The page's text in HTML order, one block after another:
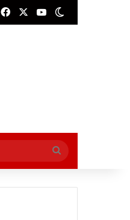
FacebookYouTube
এখানে
খুঁজুন